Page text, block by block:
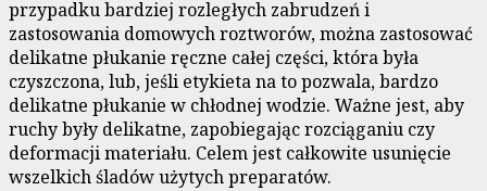
przypadku bardziej rozległych zabrudzeń i
zastosowania domowych roztworów, można zastosować
delikatne płukanie ręczne całej części, która była
czyszczona, lub, jeśli etykieta na to pozwala, bardzo
delikatne płukanie w chłodnej wodzie. Ważne jest, aby
ruchy były delikatne, zapobiegając rozciąganiu czy
deformacji materiału. Celem jest całkowite usunięcie
wszelkich śladów użytych preparatów.